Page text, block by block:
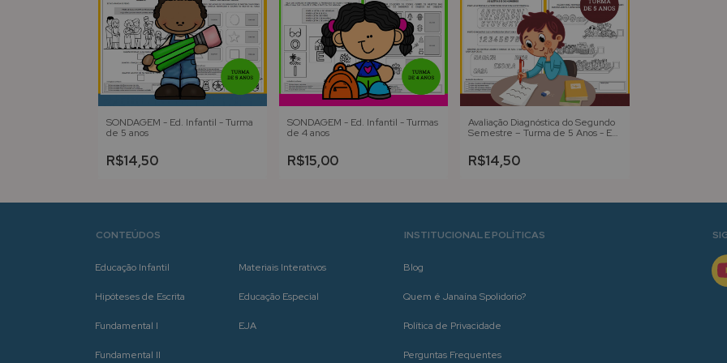
SONDAGEM - Ed. Infantil - Turma
de 5 anos
R$14,50
SONDAGEM - Ed. Infantil - Turmas
de 4 anos
R$15,00
Avaliação Diagnóstica do Segundo
Semestre – Turma de 5 Anos - Ed.
R$14,50
CONTEÚDOS
Educação Infantil
Hipóteses de Escrita
Fundamental I
Fundamental II
Materiais Interativos
Educação Especial
EJA
INSTITUCIONAL E POLÍTICAS
Blog
Quem é Janaína Spolidorio?
Política de Privacidade
Perguntas Frequentes